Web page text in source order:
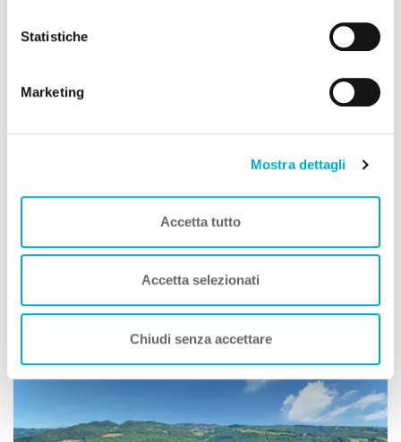
tue scelte. Puoi modificare le tue scelte in ogni momento.
Statistiche
Marketing
Mostra dettagli
Accetta tutto
Accetta selezionati
Chiudi senza accettare
Agriturismo Maridiana Alpaca
Umbertide (Perugia) Umbria